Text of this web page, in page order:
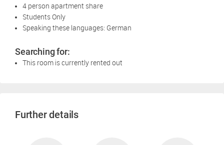
4 person apartment share
Students Only
Speaking these languages: German
Searching for:
This room is currently rented out
Further details